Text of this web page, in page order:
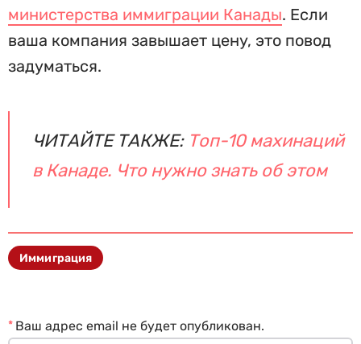
министерства иммиграции Канады. Если
ваша компания завышает цену, это повод
задуматься.
ЧИТАЙТЕ ТАКЖЕ: Топ-10 махинаций
в Канаде. Что нужно знать об этом
Иммиграция
Ваш адрес email не будет опубликован.
*